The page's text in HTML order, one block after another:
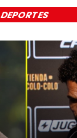
DEPORTES